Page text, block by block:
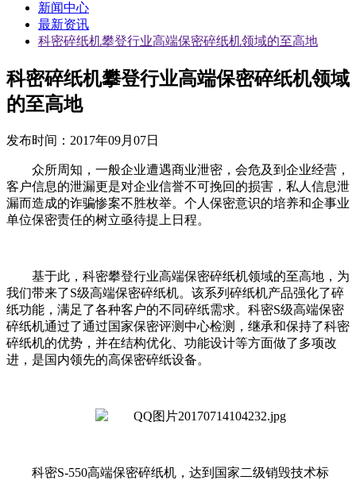
新闻中心
最新资讯
科密碎纸机攀登行业高端保密碎纸机领域的至高地
科密碎纸机攀登行业高端保密碎纸机领域
的至高地
发布时间： 2017年09月07日
众所周知，一般企业遭遇商业泄密，会危及到企业经营，
客户信息的泄漏更是对企业信誉不可挽回的损害，私人信息泄
漏而造成的诈骗惨案不胜枚举。个人保密意识的培养和企事业
单位保密责任的树立亟待提上日程。
基于此，科密攀登行业高端保密碎纸机领域的至高地，为
我们带来了S级高端保密碎纸机。该系列碎纸机产品强化了碎
纸功能，满足了各种客户的不同碎纸需求。科密S级高端保密
碎纸机通过了通过国家保密评测中心检测，继承和保持了科密
碎纸机的优势，并在结构优化、功能设计等方面做了多项改
进，是国内领先的高保密碎纸设备。
科密S-550高端保密碎纸机，达到国家二级销毁技术标